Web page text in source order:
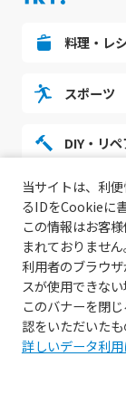
料理・レ
スポーツ
DIY・リペ
勉強・ス
当サイトは、利
るIDをCookieに
この情報はお客
まれておりません
利用者のブラウ
スが使用できない
このバナーを閉
認をいただいたも
詳しいデータ利